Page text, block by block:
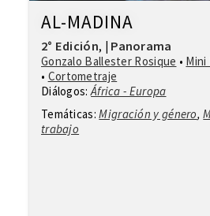
AL-MADINA
2° Edición, | Panorama
Gonzalo Ballester Rosique • Mini
• Cortometraje
Diálogos:África - Europa
Temáticas: Migración y género,
trabajo